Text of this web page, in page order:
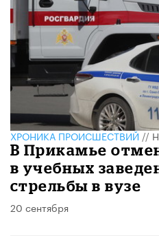
ХРОНИКА ПРОИСШЕСТВИЙ//
В Прикамье
в учебных
стрельбы в вузе
20 сентября